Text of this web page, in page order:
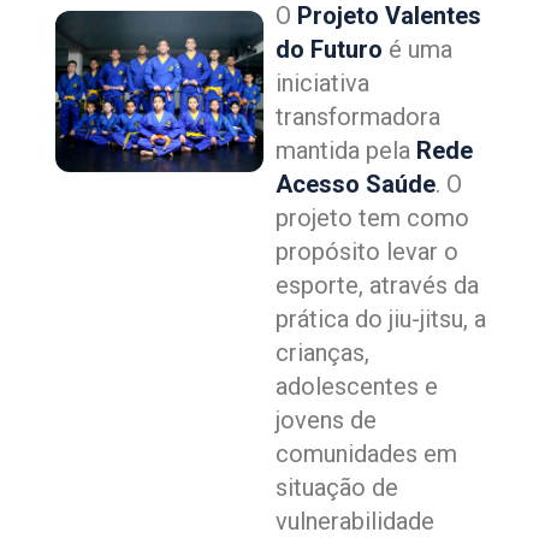
O Projeto Valentes
do Futuro é uma
iniciativa
transformadora
mantida pela Rede
Acesso Saúde. O
projeto tem como
propósito levar o
esporte, através da
prática do jiu-jitsu, a
crianças,
adolescentes e
jovens de
comunidades em
situação de
vulnerabilidade